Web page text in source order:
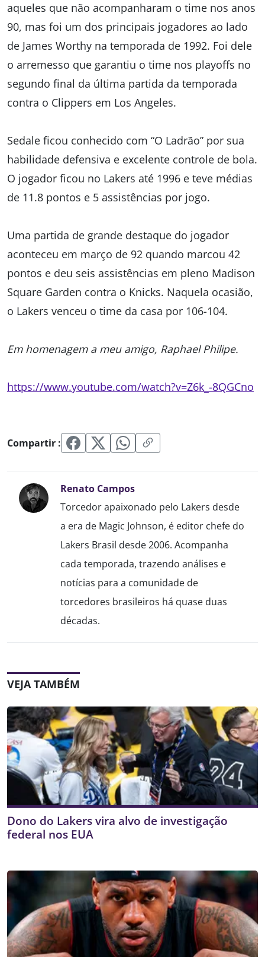
aqueles que não acompanharam o time nos anos
90, mas foi um dos principais jogadores ao lado
de James Worthy na temporada de 1992. Foi dele
o arremesso que garantiu o time nos playoffs no
segundo final da última partida da temporada
contra o Clippers em Los Angeles.
Sedale ficou conhecido com “O Ladrão” por sua
habilidade defensiva e excelente controle de bola.
O jogador ficou no Lakers até 1996 e teve médias
de 11.8 pontos e 5 assistências por jogo.
Uma partida de grande destaque do jogador
aconteceu em março de 92 quando marcou 42
pontos e deu seis assistências em pleno Madison
Square Garden contra o Knicks. Naquela ocasião,
o Lakers venceu o time da casa por 106-104.
Em homenagem a meu amigo, Raphael Philipe.
https://www.youtube.com/watch?v=Z6k_-8QGCno
Compartir :
Renato Campos
Torcedor apaixonado pelo Lakers desde
a era de Magic Johnson, é editor chefe do
Lakers Brasil desde 2006. Acompanha
cada temporada, trazendo análises e
notícias para a comunidade de
torcedores brasileiros há quase duas
décadas.
VEJA TAMBÉM
Dono do Lakers vira alvo de investigação
federal nos EUA